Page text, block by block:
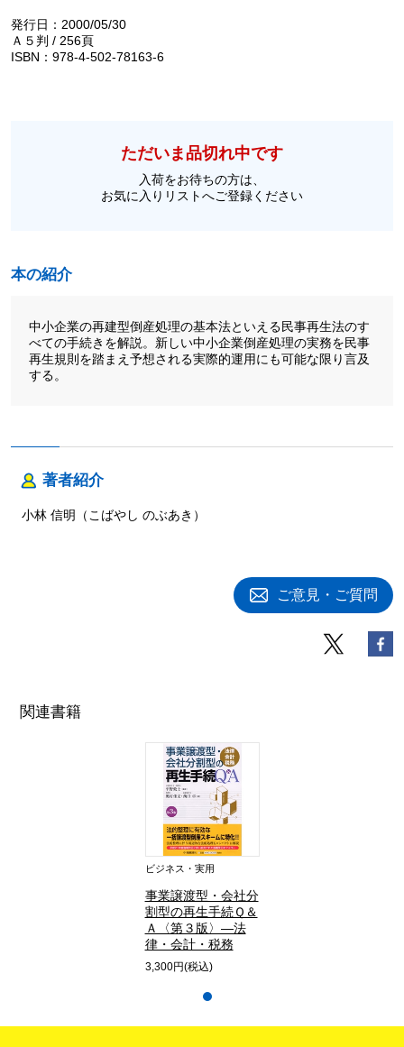
発行日：2000/05/30
Ａ５判 / 256頁
ISBN：978-4-502-78163-6
ただいま品切れ中です
入荷をお待ちの方は、
お気に入りリストへご登録ください
本の紹介
中小企業の再建型倒産処理の基本法といえる民事再生法のす
べての手続きを解説。新しい中小企業倒産処理の実務を民事
再生規則を踏まえ予想される実際的運用にも可能な限り言及
する。
著者紹介
小林 信明（こばやし のぶあき）
ご意見・ご質問
関連書籍
ビジネス・実用
事業譲渡型・会社分
割型の再生手続Ｑ＆
Ａ〈第３版〉―法
律・会計・税務
3,300円(税込)